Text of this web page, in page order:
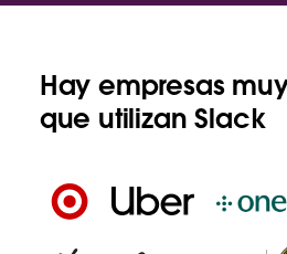
Hay empresas
que utilizan Slack